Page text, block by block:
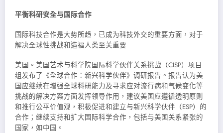
平衡科研安全与国际合作
国际科技合作是大势所趋，已成为科技外交的重要方面，对于
解决全球性挑战和造福人类至关重要
美国。美国艺术与科学院国际科学伙伴关系挑战（CISP）项目
组发布了《全球合作：新兴科学伙伴》调研报告。报告认为美
国应继续在增强全球科研能力及寻求应对流行病和气候变化等
挑战的解决方案方面发挥领导作用，建议美国应遵循透明原则
和推行公平价值观，积极促进和建立与新兴科学伙伴（ESP）的
合作；继续支持和扩大国际科学合作，包括与美国关系紧张的
国家，如中国。